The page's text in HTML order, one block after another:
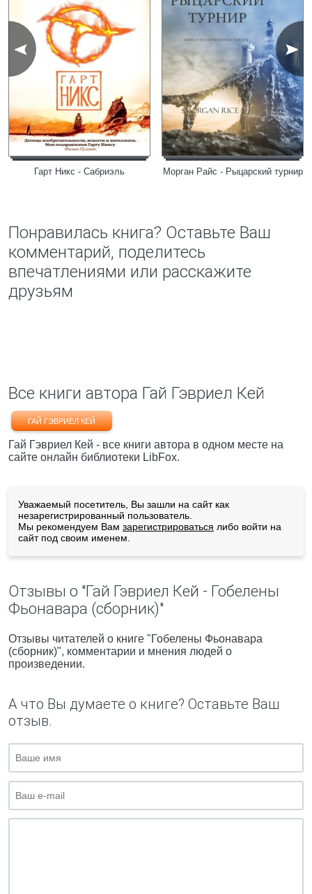
Гарт Никс - Сабриэль Морган Райс - Рыцарский турнир
Понравилась книга? Оставьте Ваш
комментарий, поделитесь
впечатлениями или расскажите
друзьям
Все книги автора Гай Гэвриел Кей
ГАЙ ГЭВРИЕЛ КЕЙ
Гай Гэвриел Кей - все книги автора в одном месте на
сайте онлайн библиотеки LibFox.
Уважаемый посетитель, Вы зашли на сайт как
незарегистрированный пользователь.
Мы рекомендуем Вам зарегистрироваться либо войти на
сайт под своим именем.
Отзывы о "Гай Гэвриел Кей - Гобелены
Фьонавара (сборник)"
Отзывы читателей о книге "Гобелены Фьонавара
(сборник)", комментарии и мнения людей о
произведении.
А что Вы думаете о книге? Оставьте Ваш
отзыв.